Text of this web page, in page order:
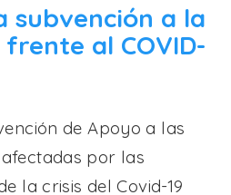
subvención a la
al COVID-
de Apoyo a las
por las
la crisis del Covid-19